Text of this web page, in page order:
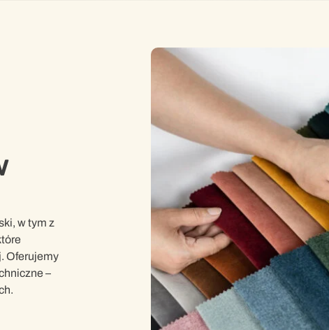
w tym z
Oferujemy
–